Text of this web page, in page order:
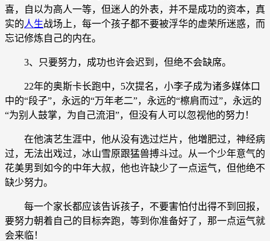
喜，自以为高人一等，但迷人的外表，并不是成功的资本，真
实的人生战场上，每一个孩子都不要被浮华的虚荣所迷惑，而
忘记修炼自己的内在。
3、只要努力，成功也许会迟到，但绝不会缺席。
22年的奥斯卡长跑中，5次提名，小李子成为诸多媒体口
中的“段子”，永远的“万年老二”，永远的“檫肩而过”，永远的
“为别人鼓掌，为自己流泪”，但没有人可以忽视他的努力！
在他演艺生涯中，他从没有选过烂片，他増肥过，神经病
过，无法出戏过，冰山雪原跟猛兽搏斗过。从一个少年意气的
花美男到如今的中年大叔，他也许缺少了一点运气，但他绝不
缺少努力。
每一个家长都应该告诉孩子，不要害怕付出得不到回报，
要努力朝着自己的目标奔跑，等到你准备好了，那一点运气就
会来临！